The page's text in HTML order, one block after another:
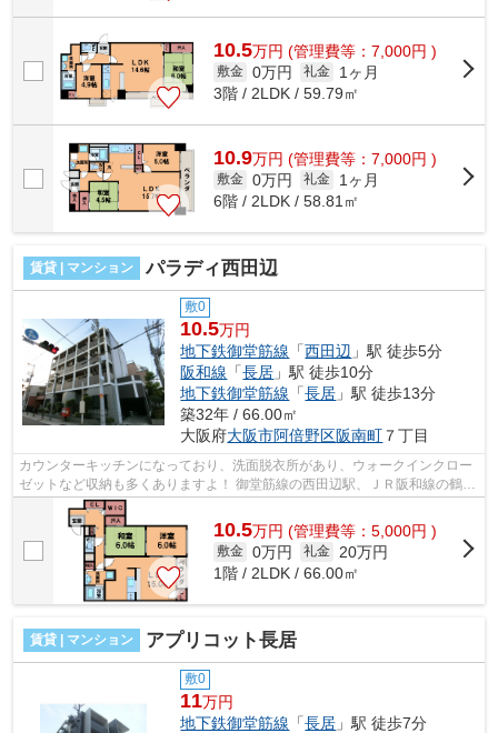
10.5万円 (管理費等：7,000円 )
敷金 0万円 礼金
1ヶ月
3階 / 2LDK / 59.79㎡
10.9万円 (管理費等：7,000円 )
敷金 0万円 礼金
1ヶ月
6階 / 2LDK / 58.81㎡
賃貸 | マンション パラディ西田辺
敷0
10.5万円
地下鉄御堂筋線 「西田辺 」駅 徒歩5分
阪和線 「長居 」駅 徒歩10分
地下鉄御堂筋線 「長居 」駅 徒歩13分
築32年 / 66.00㎡
大阪府大阪市阿倍野区阪南町 ７丁目
カウンターキッチンになっており、洗面脱衣所があり、ウォークインクロー
ゼットなど収納も多くありますよ！ 御堂筋線の西田辺駅、ＪＲ阪和線の鶴ケ
丘駅まで徒歩圏内になっており、住...
10.5万円 (管理費等：5,000円 )
敷金 0万円 礼金
20万円
1階 / 2LDK / 66.00㎡
賃貸 | マンション アプリコット長居
敷0
11万円
地下鉄御堂筋線 「長居 」駅 徒歩7分